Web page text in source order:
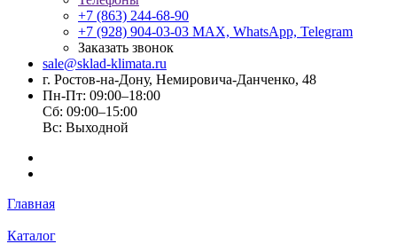
+7 (863) 244-68-90
+7 (928) 904-03-03 MAX, WhatsApp, Telegram
Заказать звонок
sale@sklad-klimata.ru
г. Ростов-на-Дону, Немировича-Данченко, 48
Пн-Пт: 09:00–18:00
Сб: 09:00–15:00
Вс: Выходной
Главная
Каталог